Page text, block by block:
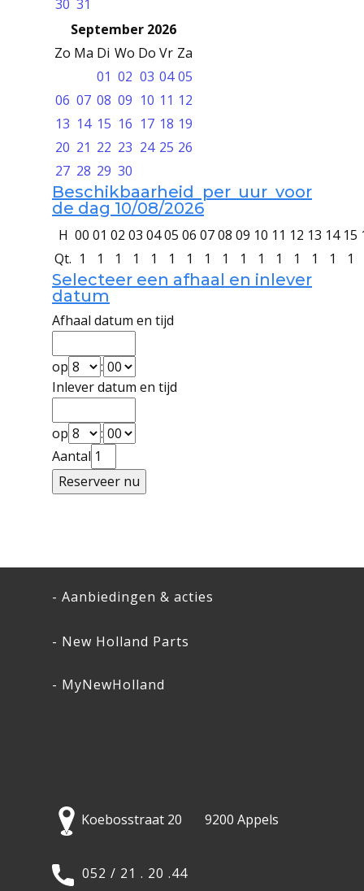
30 31
September 2026
Zo Ma Di Wo Do Vr Za
01 02 03 04 05
06 07 08 09 10 11 12
13 14 15 16 17 18 19
20 21 22 23 24 25 26
27 28 29 30
Beschikbaarheid per uur voor
de dag 10/08/2026
H 00 01 02 03 0405 06 0708 09 10 11 12 13 14 15
Qt. 1 1 1 1 1 1 1 1 1 1 1 1 1 1 1 1
Selecteer een afhaal en inlever
datum
Afhaal datum en tijd
op
:
Inlever datum en tijd
op
:
Aantal
- Aanbiedingen & acties
- New Holland Parts
- MyNewHolland
Koebosstraat 20 9200 Appels
052 / 21 . 20 .44